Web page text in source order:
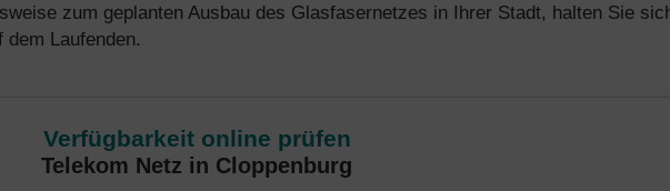
zum geplanten Ausbau des Glasfasernetzes in Ihrer Stadt, halten Sie
dem Laufenden.
Verfügbarkeit online prüfen
Telekom Netz in Cloppenburg